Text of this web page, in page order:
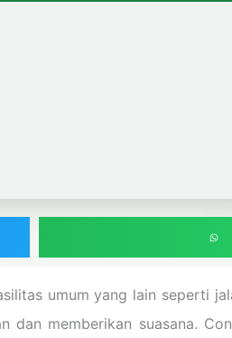
umum yang lain seperti
dan memberikan suasana.